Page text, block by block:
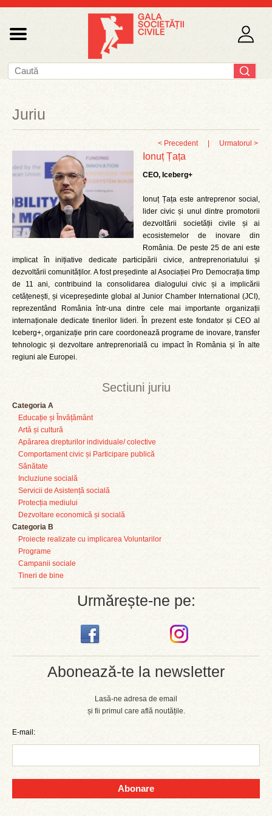
Sectiuni juriu
Categoria A
Educație și Învățământ
Artă și cultură
Apărarea drepturilor individuale/ colective
Comportament civic și Participare publică
Sănătate
Incluziune socială
Servicii de Asistență socială
Protecția mediului
Dezvoltare economică și socială
Categoria B
Proiecte realizate cu implicarea Voluntarilor
Programe
Campanii sociale
Tineri de bine
Urmărește-ne pe:
Abonează-te la newsletter
Lasă-ne adresa de email
și fii primul care află noutățile.
E-mail:
Abonare
Juriu
< Precedent Urmatorul >
Ionuț Țața
CEO, Iceberg+
Ionuț Țața este antreprenor social,
lider civic și unul dintre promotorii
dezvoltării societății civile și ai
ecosistemelor de inovare din
România. De peste 25 de ani este
implicat în inițiative dedicate participării civice, antreprenoriatului și
dezvoltării comunităților. A fost președinte al Asociației Pro Democrația timp
de 11 ani, contribuind la consolidarea dialogului civic și a implicării
cetățenești, și vicepreședinte global al Junior Chamber International (JCI),
reprezentând România într-una dintre cele mai importante organizații
internaționale dedicate tinerilor lideri. În prezent este fondator și CEO al
Iceberg+, organizație prin care coordonează programe de inovare, transfer
tehnologic și dezvoltare antreprenorială cu impact în România și în alte
regiuni ale Europei.